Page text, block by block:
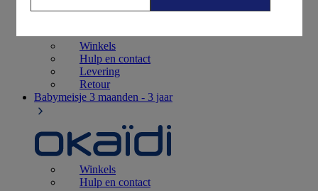
Winkels
Hulp en contact
Levering
Retour
Babymeisje 3 maanden - 3 jaar
Winkels
Hulp en contact